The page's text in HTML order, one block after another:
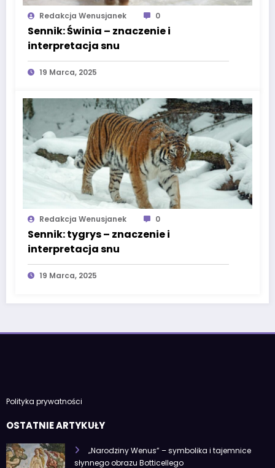
Redakcja Wenusjanek 0
Sennik: Świnia – znaczenie i
interpretacja snu
19 Marca, 2025
Redakcja Wenusjanek 0
Sennik: tygrys – znaczenie i
interpretacja snu
19 Marca, 2025
Polityka prywatności
OSTATNIE ARTYKUŁY
„Narodziny Wenus” – symbolika i tajemnice
słynnego obrazu Botticellego